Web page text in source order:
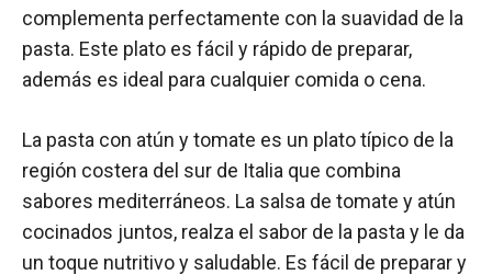
complementa perfectamente con la suavidad de la
pasta. Este plato es fácil y rápido de preparar,
además es ideal para cualquier comida o cena.
La pasta con atún y tomate es un plato típico de la
región costera del sur de Italia que combina
sabores mediterráneos. La salsa de tomate y atún
cocinados juntos, realza el sabor de la pasta y le da
un toque nutritivo y saludable. Es fácil de preparar y